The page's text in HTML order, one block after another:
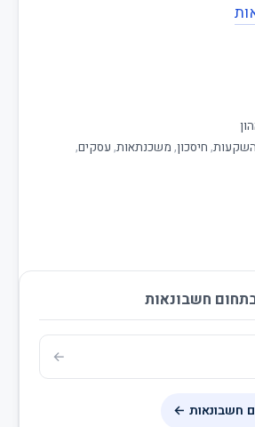
השקעות, חיסכון, משכנתאות, עסקים,
חשבונאות
חשבונאות ←